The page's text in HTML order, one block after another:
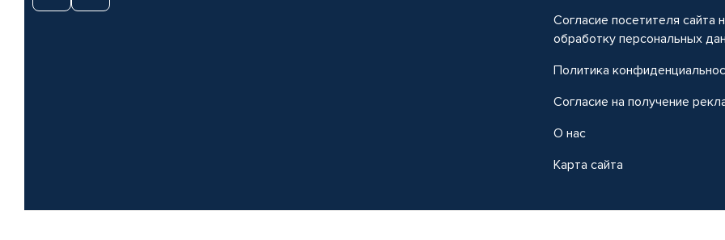
Согласие посетителя сайта
обработку персональных
Политика
Согласие на получение
О нас
Карта сайта